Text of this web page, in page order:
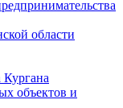
области
Кургана
объектов и